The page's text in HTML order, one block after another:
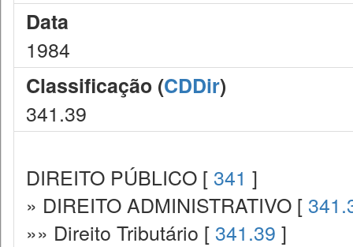
Data
1984
Classificação (CDDir)
341.39
DIREITO PÚBLICO [ 341 ]
» DIREITO ADMINISTRATIVO [
»» Direito Tributário [ 341.39 ]